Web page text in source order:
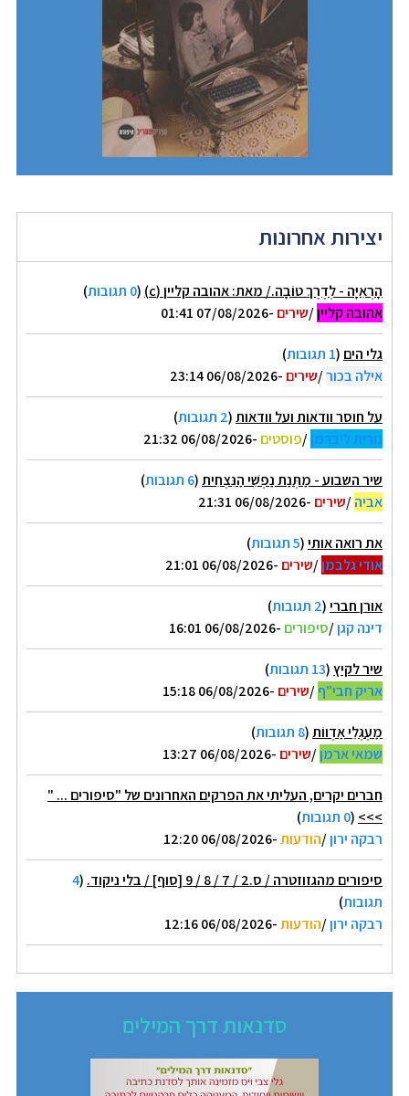
יצירות אחרונות
הָרְאִיָּה - לְדֶרֶךְ טוֹבָה./ מאת: אהובה קליין (c) (0 תגובות
)
אהובה קליין/שירים -07/08/2026 01:41
גלי הים (1 תגובות
)
אילה בכור/שירים -06/08/2026 23:14
על חוסר וודאות ועל וודאות(2 תגובות
)
נורית ליברמן/פוסטים -06/08/2026 21:32
שיר השבוע - מַתְּנַת נַפְשִׁי הַנִּצְחִית(6 תגובות
)
אביה/שירים -06/08/2026 21:31
את רואה אותי(5 תגובות
)
אודי גלבמן/שירים -06/08/2026 21:01
אורן חברי(2 תגובות
)
דינה קגן/סיפורים -06/08/2026 16:01
שיר לקיץ(13 תגובות
)
אריק חבי"ף/שירים -06/08/2026 15:18
מַעְגְּלֵי אַדְווֹת(8 תגובות
)
שמאי ארמן/שירים -06/08/2026 13:27
חברים יקרים, העליתי את הפרקים האחרונים של "סיפורים ... "
>>>
(0 תגובות
)
רבקה ירון/הודעות-06/08/2026 12:20
סיפורים מהגזוזטרה / ס.2 / 7 / 8 / 9 [סוף] / בלי ניקוד. (
4
תגובות)
רבקה ירון/הודעות-06/08/2026 12:16
סדנאות דרך המילים